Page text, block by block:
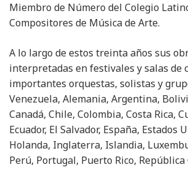
Miembro de Número del Colegio
Compositores de Música de Arte.
A lo largo de estos treinta años sus
interpretadas en festivales y salas de
importantes orquestas, solistas y
Venezuela, Alemania, Argentina,
Canadá, Chile, Colombia, Costa Rica,
Ecuador, El Salvador, España, Estados
Holanda, Inglaterra, Islandia,
Perú, Portugal, Puerto Rico, República